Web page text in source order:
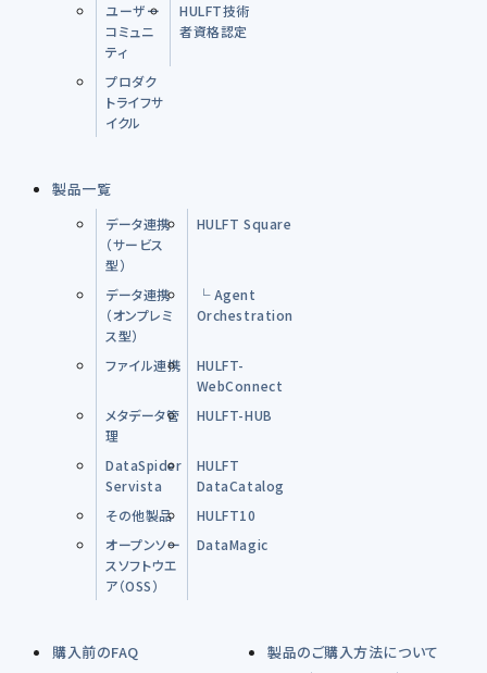
ユーザー
コミュニ
ティ
HULFT技術
者資格認定
プロダク
トライフサ
イクル
製品一覧
データ連携
（サービス
型）
HULFT Square
データ連携
（オンプレミ
ス型）
└ Agent
Orchestration
ファイル連携
HULFT-
WebConnect
メタデータ管
理
HULFT-HUB
DataSpider
Servista
HULFT
DataCatalog
その他製品
HULFT10
オープンソー
スソフトウエ
ア（OSS）
DataMagic
購入前のFAQ 製品のご購入方法について